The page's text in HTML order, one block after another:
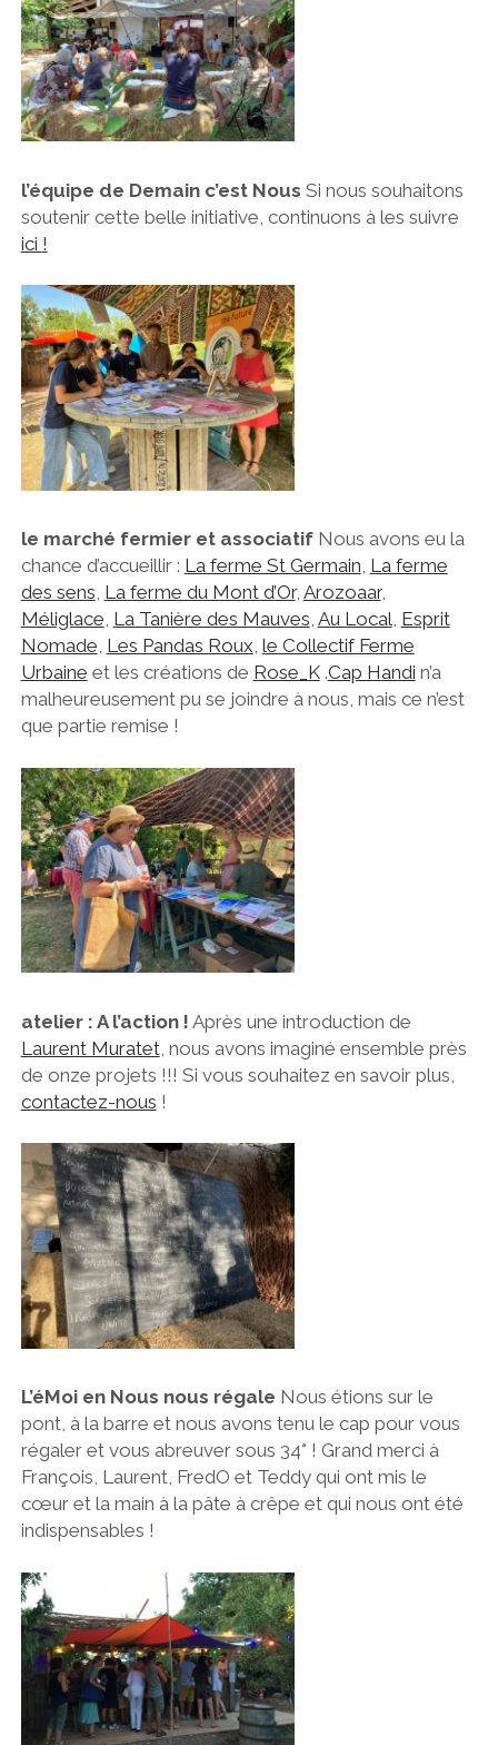
l’équipe de Demain c’est Nous Si nous souhaitons
soutenir cette belle initiative, continuons à les suivre
ici !
le marché fermier et associatifNous avons eu la
chance d’accueillir : La ferme St Germain, La ferme
des sens, La ferme du Mont d’Or, Arozoaar,
Méliglace, La Tanière des Mauves, Au Local, Esprit
Nomade, Les Pandas Roux, le Collectif Ferme
Urbaine et les créations de Rose_K.Cap Handi n’a
malheureusement pu se joindre à nous, mais ce n’est
que partie remise !
atelier : A l’action ! Après une introduction de
Laurent Muratet, nous avons imaginé ensemble près
de onze projets !!! Si vous souhaitez en savoir plus,
contactez-nous !
L’éMoi en Nous nous régale Nous étions sur le
pont, à la barre et nous avons tenu le cap pour vous
régaler et vous abreuver sous 34° ! Grand merci à
François, Laurent, FredO et Teddy qui ont mis le
cœur et la main à la pâte à crêpe et qui nous ont été
indispensables !